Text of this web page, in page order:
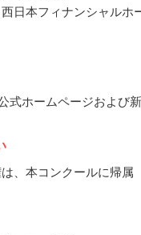
日本フィナンシャルホ
式ホームページおよび
、本コンクールに帰属